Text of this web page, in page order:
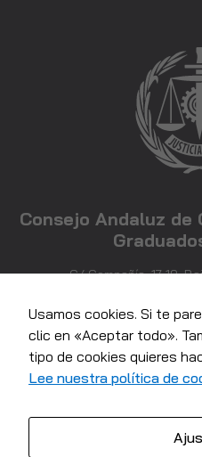
Consejo Andaluz de
C/ Compañía, 17-19,
Usamos cookies. Si te
clic en «Aceptar todo».
tipo de cookies quieres
Lee nuestra política de